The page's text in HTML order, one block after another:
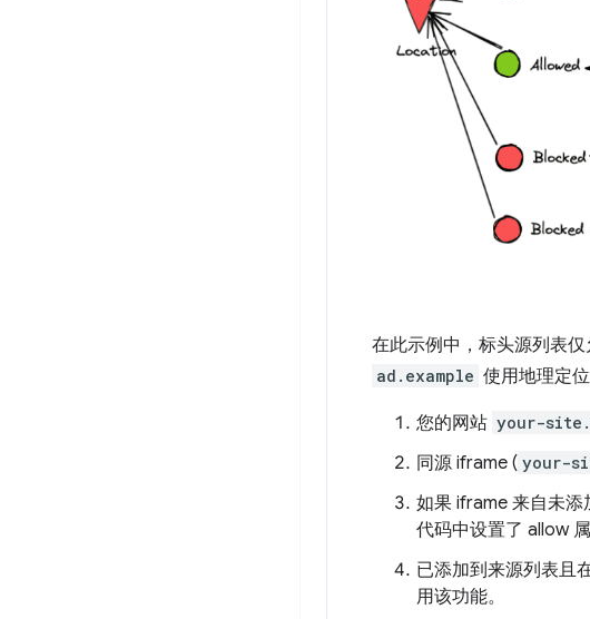
在此示例中，标头源列表
ad.example 使用地理定位
您的网站 your-
同源 iframe ( your-
如果 iframe 来自未添
代码中设置了 allow
已添加到来源列表且
用该功能。